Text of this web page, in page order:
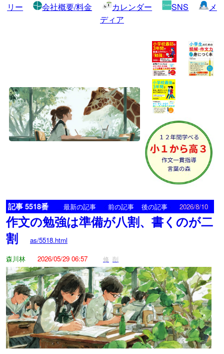
リー
会社概要/料金 カレンダー SNS
メ
ディア
記事 5518番 最新の記事 前の記事 後の記事 2026/8/10
作文の勉強は準備が八割、書くのが二
割
as/5518.html
森川林
2026/05/29 06:57 修 削